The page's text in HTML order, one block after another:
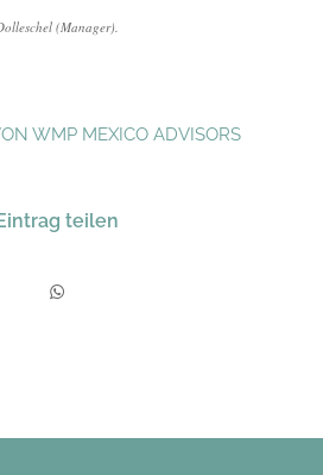
(Manager).
WMP MEXICO ADVISORS
teilen